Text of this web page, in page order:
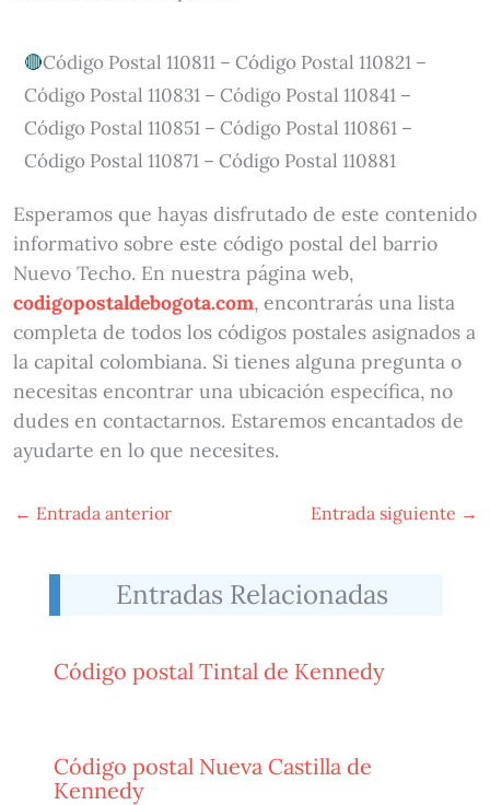
Código Postal 110811 – Código Postal 110821 –
Código Postal 110831 – Código Postal 110841 –
Código Postal 110851 – Código Postal 110861 –
Código Postal 110871 – Código Postal 110881
Esperamos que hayas disfrutado de este contenido
informativo sobre este código postal del barrio
Nuevo Techo. En nuestra página web,
codigopostaldebogota.com, encontrarás una lista
completa de todos los códigos postales asignados a
la capital colombiana. Si tienes alguna pregunta o
necesitas encontrar una ubicación específica, no
dudes en contactarnos. Estaremos encantados de
ayudarte en lo que necesites.
← Entrada anterior Entrada siguiente →
Entradas Relacionadas
Código postal Tintal de Kennedy
Código postal Nueva Castilla de
Kennedy